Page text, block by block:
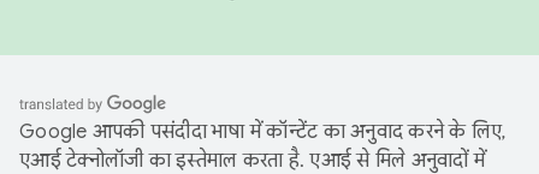
Google आपकी पसंदीदा भाषा में कॉन्टेंट का अनुवाद करने के लिए,
एआई टेक्नोलॉजी का इस्तेमाल करता है. एआई से मिले अनुवादों में